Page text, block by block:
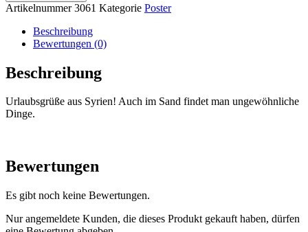
Artikelnummer3061 Kategorie Poster
Beschreibung
Bewertungen (0)
Beschreibung
Urlaubsgrüße aus Syrien! Auch im Sand findet man ungewöhnliche
Dinge.
Bewertungen
Es gibt noch keine Bewertungen.
Nur angemeldete Kunden, die dieses Produkt gekauft haben, dürfen